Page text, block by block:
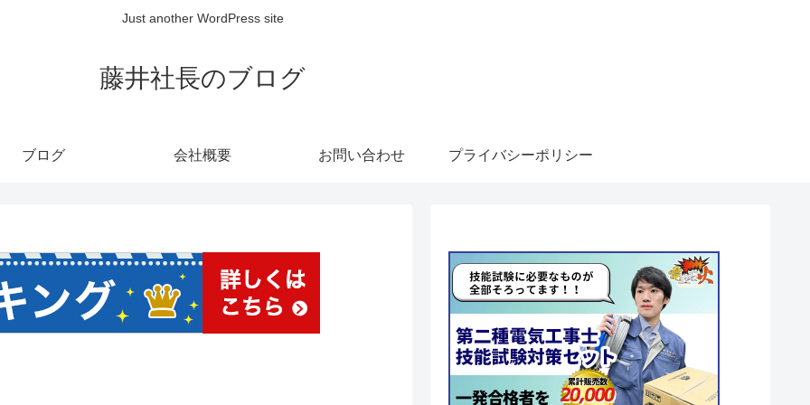
Just another WordPress site
藤井社長のブログ
ブログ 会社概要 お問い合わせ プライバシーポリシー